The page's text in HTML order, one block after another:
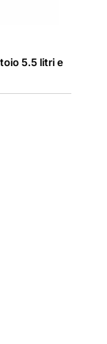
5.5 litri e